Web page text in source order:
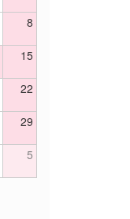
8
15
22
29
5